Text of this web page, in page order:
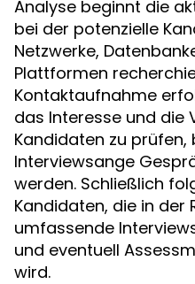
Analyse beginnt die
bei der potenzielle
Netzwerke,
Plattformen
Kontaktaufnahme
das Interesse und die
Kandidaten zu
Interviewsange
werden. Schließlich
Kandidaten, die in der
umfassende
und eventuell
wird.